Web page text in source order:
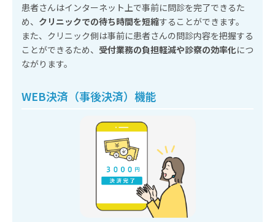
患者さんはインターネット上で事前に問診を完了できるた
め、 クリニックでの待ち時間を短縮することができます。
また、クリニック側は事前に患者さんの問診内容を把握する
ことができるため、 受付業務の負担軽減や診察の効率化につ
ながります。
WEB決済（事後決済）機能